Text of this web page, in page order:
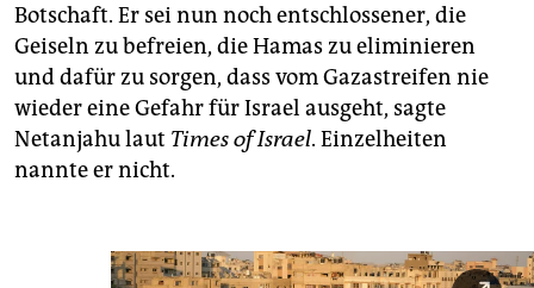
Botschaft. Er sei nun noch entschlossener, die
Geiseln zu befreien, die Hamas zu eliminieren
und dafür zu sorgen, dass vom Gazastreifen nie
wieder eine Gefahr für Israel ausgeht, sagte
Netanjahu laut Times of Israel. Einzelheiten
nannte er nicht.